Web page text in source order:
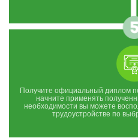
Получите официальный диплом
начните применять
необходимости вы можете
трудоустройстве по